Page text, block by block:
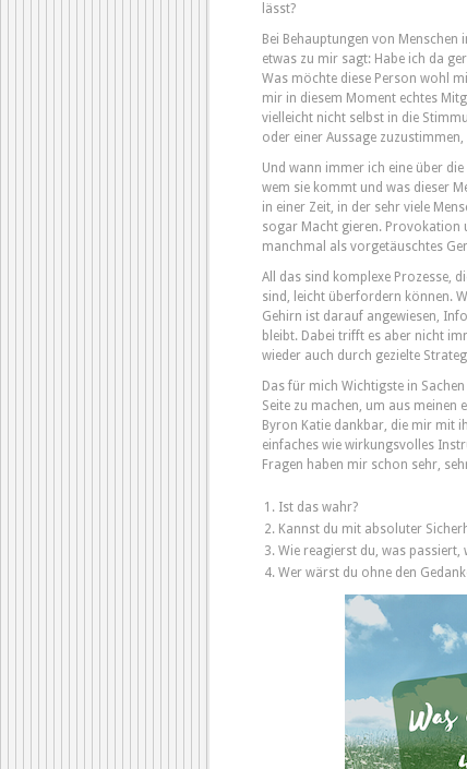
lässt?
Bei Behauptungen von
etwas zu mir sagt: Habe ich da
Was möchte diese Person wohl
mir in diesem Moment echtes
vielleicht nicht selbst in die
oder einer Aussage
Und wann immer ich eine über
wem sie kommt und was dieser
in einer Zeit, in der sehr viele
sogar Macht gieren. Provokation
manchmal als vorgetäuschtes
All das sind komplexe Prozesse,
sind, leicht überfordern können.
Gehirn ist darauf angewiesen,
bleibt. Dabei trifft es aber nicht
wieder auch durch gezielte
Das für mich Wichtigste in
Seite zu machen, um aus meinen
Byron Katie dankbar, die mir mit
einfaches wie wirkungsvolles
Fragen haben mir schon sehr,
Ist das wahr?
Kannst du mit absoluter
Wie reagierst du, was passiert,
Wer wärst du ohne den